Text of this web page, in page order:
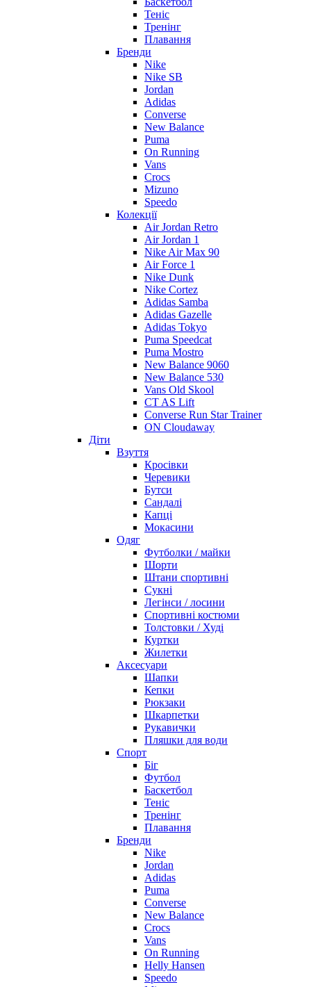
Теніс
Тренінг
Плавання
Бренди
Nike
Nike SB
Jordan
Adidas
Converse
New Balance
Puma
On Running
Vans
Crocs
Mizuno
Speedo
Колекції
Air Jordan Retro
Air Jordan 1
Nike Air Max 90
Air Force 1
Nike Dunk
Nike Cortez
Adidas Samba
Adidas Gazelle
Adidas Tokyo
Puma Speedcat
Puma Mostro
New Balance 9060
New Balance 530
Vans Old Skool
CT AS Lift
Converse Run Star Trainer
ON Cloudaway
Діти
Взуття
Кросівки
Черевики
Бутси
Сандалі
Капці
Мокасини
Одяг
Футболки / майки
Шорти
Штани спортивні
Сукні
Легінси / лосини
Спортивні костюми
Толстовки / Худі
Куртки
Жилетки
Аксесуари
Шапки
Кепки
Рюкзаки
Шкарпетки
Рукавички
Пляшки для води
Спорт
Біг
Футбол
Баскетбол
Теніс
Тренінг
Плавання
Бренди
Nike
Jordan
Adidas
Puma
Converse
New Balance
Crocs
Vans
On Running
Helly Hansen
Speedo